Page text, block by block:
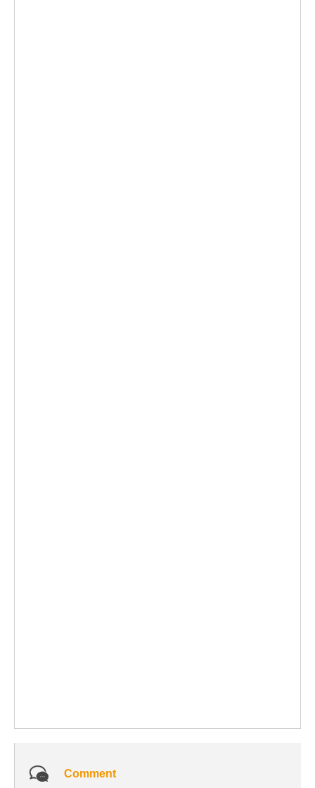
Comment